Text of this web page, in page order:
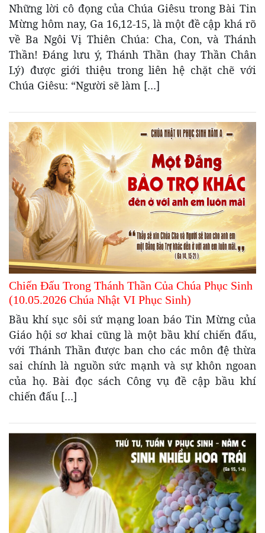
Những lời cô đọng của Chúa Giêsu trong Bài Tin
Mừng hôm nay, Ga 16,12-15, là một đề cập khá rõ
về Ba Ngôi Vị Thiên Chúa: Cha, Con, và Thánh
Thần! Đáng lưu ý, Thánh Thần (hay Thần Chân
Lý) được giới thiệu trong liên hệ chặt chẽ với
Chúa Giêsu: “Người sẽ làm […]
Chiến Đấu Trong Thánh Thần Của Chúa Phục Sinh
(10.05.2026 Chúa Nhật VI Phục Sinh)
Bầu khí sục sôi sứ mạng loan báo Tin Mừng của
Giáo hội sơ khai cũng là một bầu khí chiến đấu,
với Thánh Thần được ban cho các môn đệ thừa
sai chính là nguồn sức mạnh và sự khôn ngoan
của họ. Bài đọc sách Công vụ đề cập bầu khí
chiến đấu […]